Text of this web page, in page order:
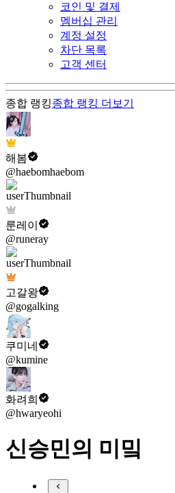
코인 및 결제
멤버십 관리
계정 설정
차단 목록
고객 센터
종합 랭킹종합 랭킹 더보기
해봄
@haebomhaebom
룬레이
@runeray
고갈왕
@gogalking
쿠미네
@kumine
화려희
@hwaryeohi
신승민의 미밐